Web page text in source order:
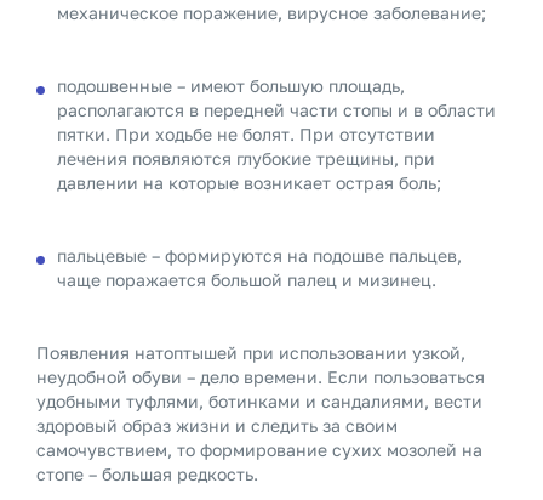
механическое поражение, вирусное заболевание;
подошвенные – имеют большую площадь,
располагаются в передней части стопы и в области
пятки. При ходьбе не болят. При отсутствии
лечения появляются глубокие трещины, при
давлении на которые возникает острая боль;
пальцевые – формируются на подошве пальцев,
чаще поражается большой палец и мизинец.
Появления натоптышей при использовании узкой,
неудобной обуви – дело времени. Если пользоваться
удобными туфлями, ботинками и сандалиями, вести
здоровый образ жизни и следить за своим
самочувствием, то формирование сухих мозолей на
стопе – большая редкость.